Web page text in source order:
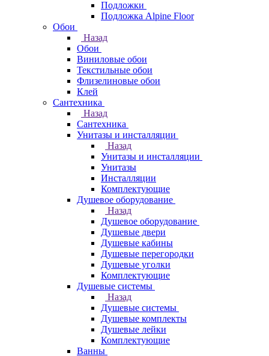
Подложки
Подложка Alpine Floor
Обои
Назад
Обои
Виниловые обои
Текстильные обои
Флизелиновые обои
Клей
Сантехника
Назад
Сантехника
Унитазы и инсталляции
Назад
Унитазы и инсталляции
Унитазы
Инсталляции
Комплектующие
Душевое оборудование
Назад
Душевое оборудование
Душевые двери
Душевые кабины
Душевые перегородки
Душевые уголки
Комплектующие
Душевые системы
Назад
Душевые системы
Душевые комплекты
Душевые лейки
Комплектующие
Ванны